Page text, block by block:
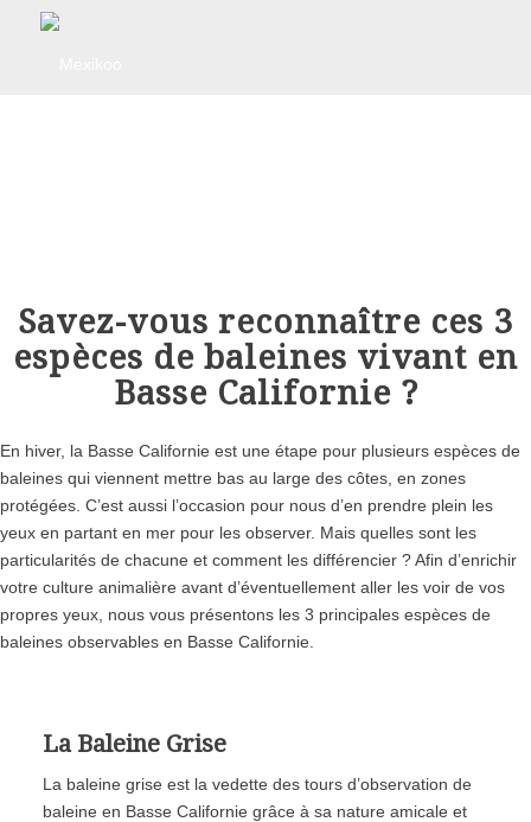
Savez-vous reconnaître ces 3
espèces de baleines vivant en
Basse Californie ?
En hiver, la Basse Californie est une étape pour plusieurs espèces de
baleines qui viennent mettre bas au large des côtes, en zones
protégées. C’est aussi l’occasion pour nous d’en prendre plein les
yeux en partant en mer pour les observer. Mais quelles sont les
particularités de chacune et comment les différencier ? Afin d’enrichir
votre culture animalière avant d’éventuellement aller les voir de vos
propres yeux, nous vous présentons les 3 principales espèces de
baleines observables en Basse Californie.
La Baleine Grise
La baleine grise est la vedette des tours d’observation de
baleine en Basse Californie grâce à sa nature amicale et